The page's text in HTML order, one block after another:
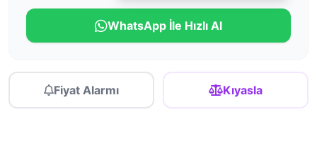
WhatsApp İle Hızlı Al
Fiyat Alarmı Kıyasla